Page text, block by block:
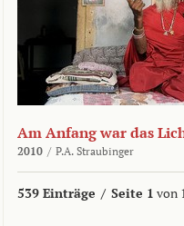
Am Anfang war das
2010 / P.A. Straubinger
539 Einträge / Seite 1 von